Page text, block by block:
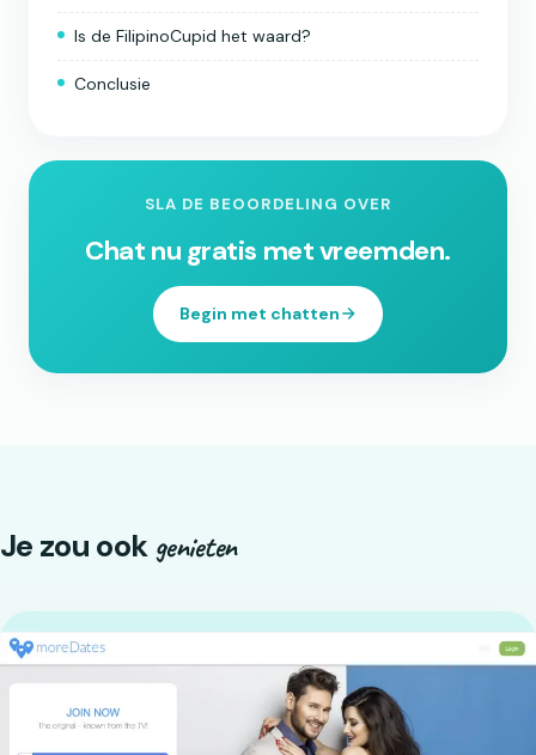
Is de FilipinoCupid het waard?
Conclusie
SLA DE BEOORDELING OVER
Chat nu gratis met vreemden.
Begin met chatten
Je zou ook genieten